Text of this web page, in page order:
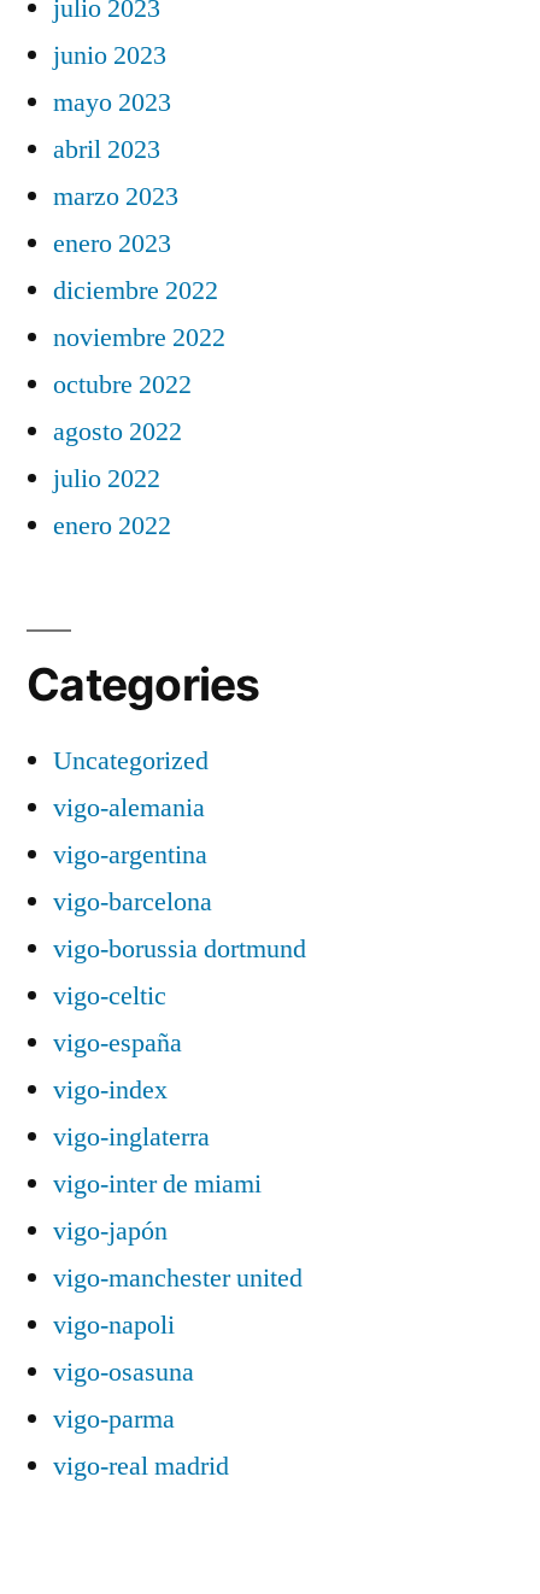
julio 2023
junio 2023
mayo 2023
abril 2023
marzo 2023
enero 2023
diciembre 2022
noviembre 2022
octubre 2022
agosto 2022
julio 2022
enero 2022
Categories
Uncategorized
vigo-alemania
vigo-argentina
vigo-barcelona
vigo-borussia dortmund
vigo-celtic
vigo-españa
vigo-index
vigo-inglaterra
vigo-inter de miami
vigo-japón
vigo-manchester united
vigo-napoli
vigo-osasuna
vigo-parma
vigo-real madrid